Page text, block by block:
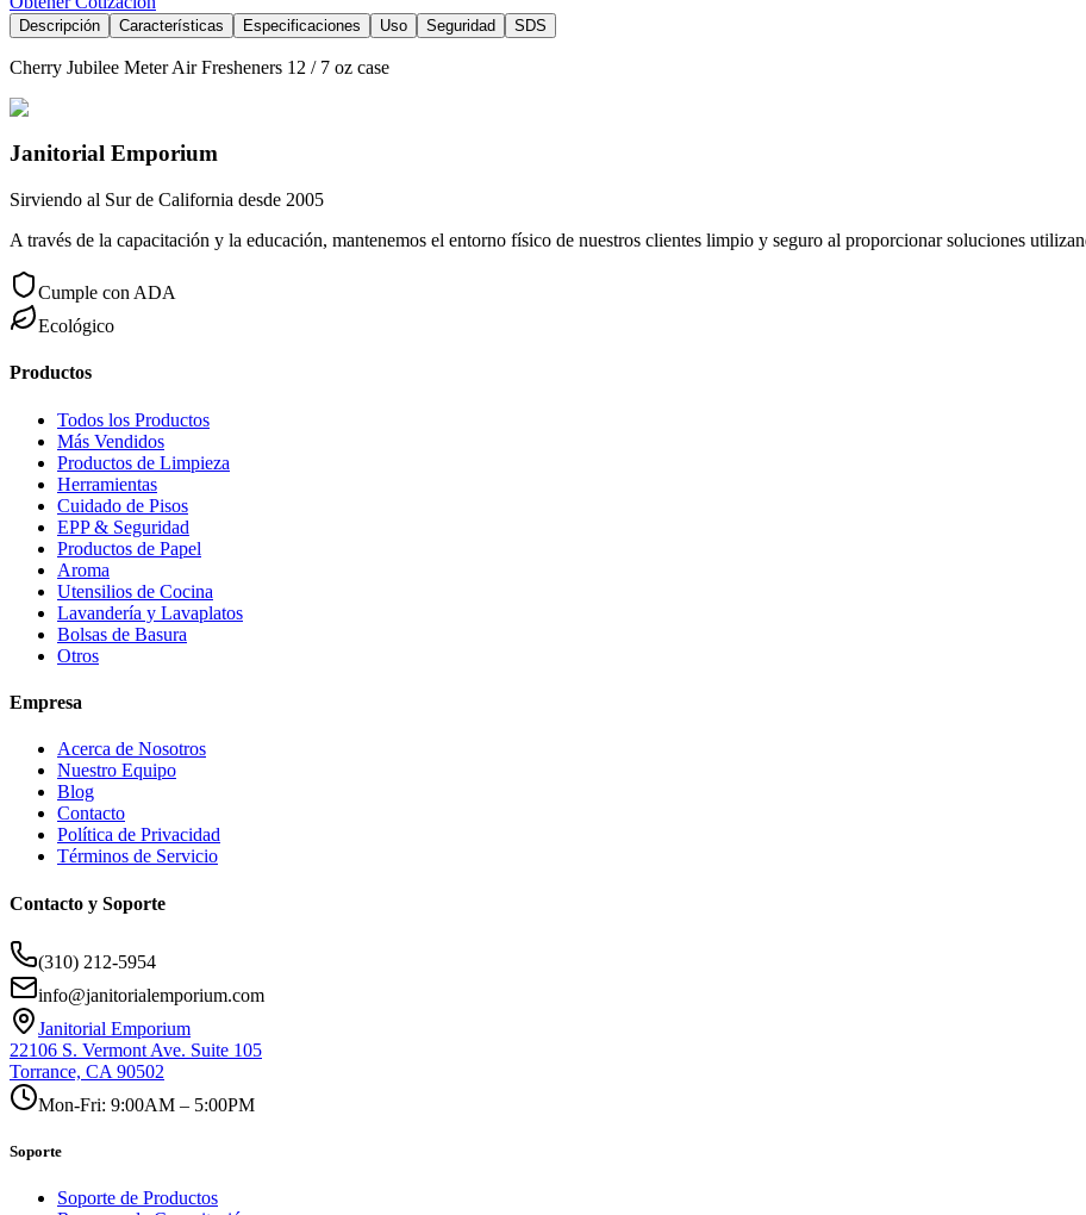
Descripción Características Especificaciones Uso Seguridad SDS
Cherry Jubilee Meter Air Fresheners 12 / 7 oz case
Janitorial Emporium
Sirviendo al Sur de California desde 2005
A través de la capacitación y la educación, mantenemos el entorno físico de nuestros clientes limpio y seguro al proporcionar soluciones
Cumple con ADA
Ecológico
Productos
Todos los Productos
Más Vendidos
Productos de Limpieza
Herramientas
Cuidado de Pisos
EPP & Seguridad
Productos de Papel
Aroma
Utensilios de Cocina
Lavandería y Lavaplatos
Bolsas de Basura
Otros
Empresa
Acerca de Nosotros
Nuestro Equipo
Blog
Contacto
Política de Privacidad
Términos de Servicio
Contacto y Soporte
(310) 212-5954
info@janitorialemporium.com
Janitorial Emporium
22106 S. Vermont Ave. Suite 105
Torrance, CA 90502
Mon-Fri: 9:00AM – 5:00PM
Soporte
Soporte de Productos